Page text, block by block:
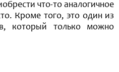
что-то аналогичное
Кроме того, это один из
который только можно